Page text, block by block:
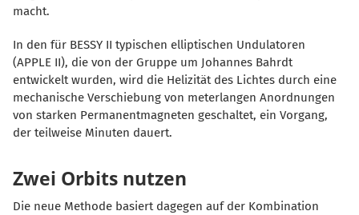
macht.
In den für BESSY II typischen elliptischen Undulatoren
(APPLE II), die von der Gruppe um Johannes Bahrdt
entwickelt wurden, wird die Helizität des Lichtes durch eine
mechanische Verschiebung von meterlangen Anordnungen
von starken Permanentmagneten geschaltet, ein Vorgang,
der teilweise Minuten dauert.
Zwei Orbits nutzen
Die neue Methode basiert dagegen auf der Kombination